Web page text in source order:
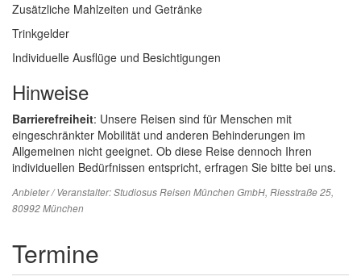
Zusätzliche Mahlzeiten und Getränke
Trinkgelder
Individuelle Ausflüge und Besichtigungen
Hinweise
Barrierefreiheit: Unsere Reisen sind für Menschen mit
eingeschränkter Mobilität und anderen Behinderungen im
Allgemeinen nicht geeignet. Ob diese Reise dennoch Ihren
individuellen Bedürfnissen entspricht, erfragen Sie bitte bei uns.
Anbieter / Veranstalter:Studiosus Reisen München GmbH, Riesstraße 25,
80992 München
Termine